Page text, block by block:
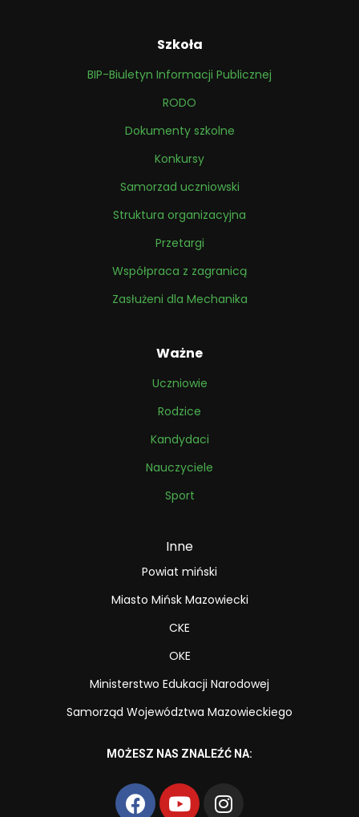
Szkoła
BIP-Biuletyn Informacji Publicznej
RODO
Dokumenty szkolne
Konkursy
Samorzad uczniowski
Struktura organizacyjna
Przetargi
Współpraca z zagranicą
Zasłużeni dla Mechanika
Ważne
Uczniowie
Rodzice
Kandydaci
Nauczyciele
Sport
Inne
Powiat miński
Miasto Mińsk Mazowiecki
CKE
OKE
Ministerstwo Edukacji Narodowej
Samorząd Województwa Mazowieckiego
MOŻESZ NAS ZNALEŹĆ NA: